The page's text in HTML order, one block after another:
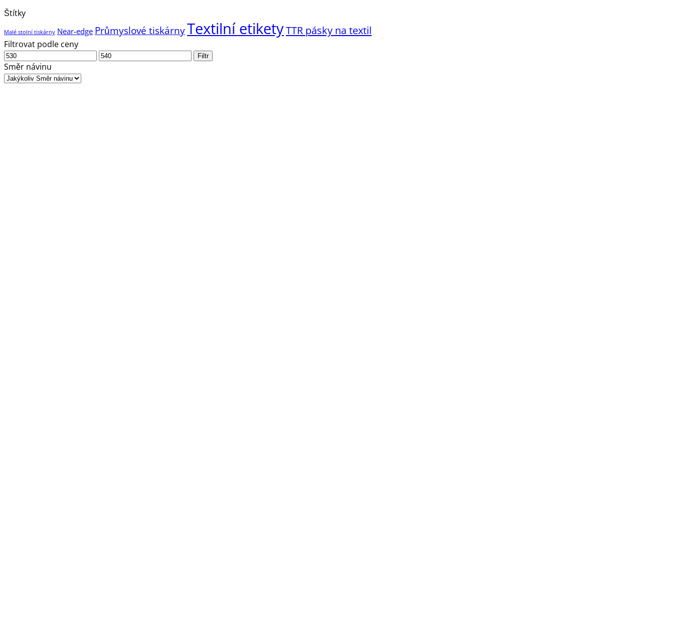
Štítky
Malé stolní tiskárny Near-edge Průmyslové tiskárnyTextilní etiketyTTR pásky na textil
Filtrovat podle ceny
Minimální
cena
Maximální
Filtr
Směr návinu